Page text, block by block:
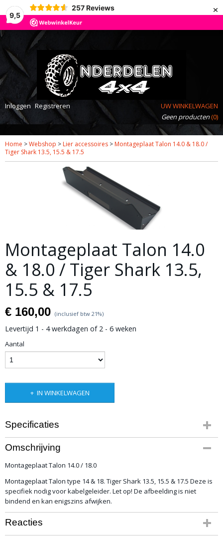
9,5
257 Reviews ×
Inloggen Registreren
UW WINKELWAGEN
Geen producten(0)
Home >Webshop > Lier accessoires > Montageplaat Talon 14.0 & 18.0 /
Tiger Shark 13.5, 15.5 & 17.5
Montageplaat Talon 14.0
& 18.0 / Tiger Shark 13.5,
15.5 & 17.5
€ 160,00 (inclusief btw 21%)
Levertijd 1 - 4 werkdagen of 2 - 6 weken
Aantal
IN WINKELWAGEN
Specificaties
Bruto gewicht
9,00 Kg
Omschrijving
Montageplaat Talon 14.0 / 18.0
Montageplaat Talon type 14 & 18. Tiger Shark 13.5, 15.5 & 17.5 Deze is
specifiek nodig voor kabelgeleider. Let op! De afbeelding is niet
bindend en kan enigszins afwijken.
Reacties